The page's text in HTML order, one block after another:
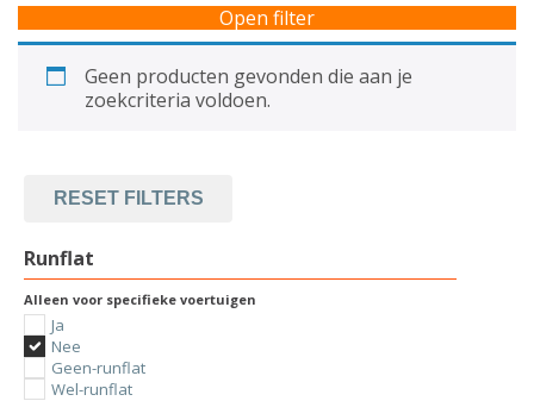
Open filter
Geen producten gevonden die aan je
zoekcriteria voldoen.
RESET FILTERS
Runflat
Alleen voor specifieke voertuigen
Ja
Nee
Geen-runflat
Wel-runflat